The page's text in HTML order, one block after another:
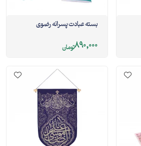
بسته عبادت پسرانه رضوی
890,000تومان